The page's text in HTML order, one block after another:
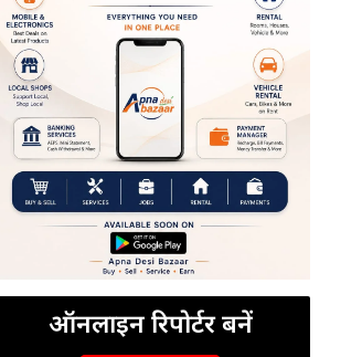
ऑनलाइन रिपोर्टर बनें